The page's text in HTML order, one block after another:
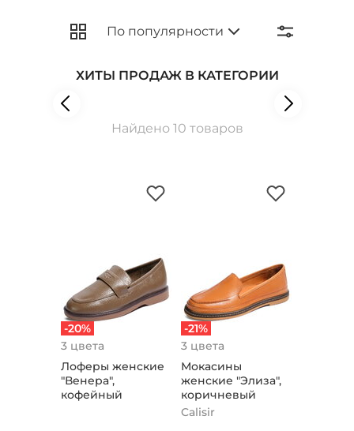
ХИТЫ ПРОДАЖ В КАТЕГОРИИ
Найдено 10 товаров
-20%
3 цвета
Лоферы женские
"Венера",
кофейный
-21%
3 цвета
Мокасины
женские "Элиза",
коричневый
Calisir